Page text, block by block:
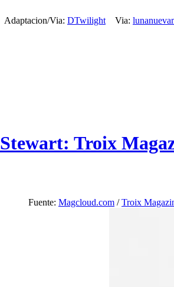
Via: DTwilight Via:
Troix
Fuente: Magcloud.com /Troix